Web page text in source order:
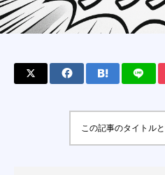
この記事のタイトル